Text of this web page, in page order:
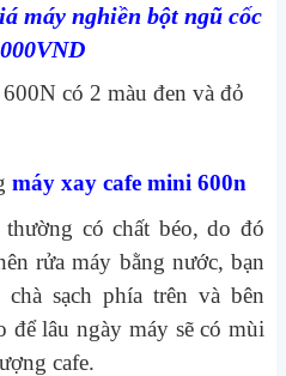
máy nghiền bột ngũ cốc
có 2 màu đen và đỏ
máy xay cafe mini 600n
có chất béo, do đó
rửa máy bằng nước, bạn
sạch phía trên và bên
lâu ngày máy sẽ có mùi
cafe.